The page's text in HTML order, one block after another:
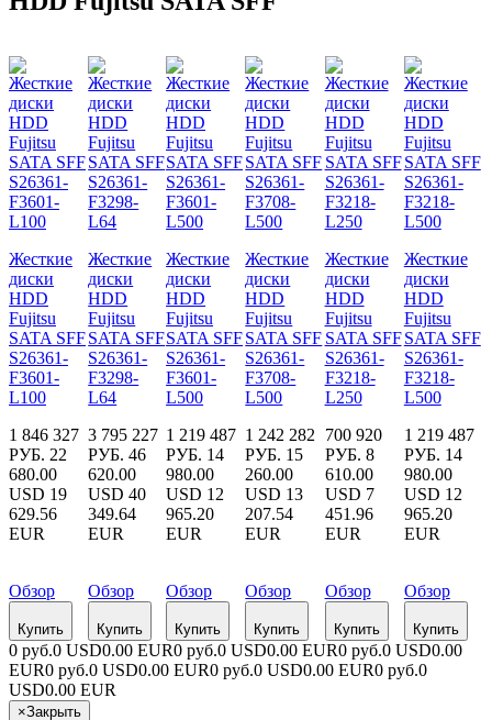
Жесткие
диски
HDD
Fujitsu
SATA SFF
S26361-
F3601-
L100
1 846 327
РУБ. 22
680.00
USD 19
629.56
EUR
Обзор
Купить
Жесткие
диски
HDD
Fujitsu
SATA SFF
S26361-
F3298-
L64
3 795 227
РУБ. 46
620.00
USD 40
349.64
EUR
Обзор
Купить
Жесткие
диски
HDD
Fujitsu
SATA SFF
S26361-
F3601-
L500
1 219 487
РУБ. 14
980.00
USD 12
965.20
EUR
Обзор
Купить
Жесткие
диски
HDD
Fujitsu
SATA SFF
S26361-
F3708-
L500
1 242 282
РУБ. 15
260.00
USD 13
207.54
EUR
Обзор
Купить
Жесткие
диски
HDD
Fujitsu
SATA SFF
S26361-
F3218-
L250
700 920
РУБ. 8
610.00
USD 7
451.96
EUR
Обзор
Купить
Жесткие
диски
HDD
Fujitsu
SATA SFF
S26361-
F3218-
L500
1 219 487
РУБ. 14
980.00
USD 12
965.20
EUR
Обзор
Купить
0 руб.0 USD0.00 EUR0 руб.0 USD0.00 EUR0 руб.0 USD0.00
EUR0 руб.0 USD0.00 EUR0 руб.0 USD0.00 EUR0 руб.0
USD0.00 EUR
×Закрыть